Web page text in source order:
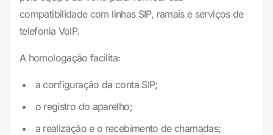
compatibilidade com linhas SIP, ramais e serviços de
telefonia VoIP.
A homologação facilita:
a configuração da conta SIP;
o registro do aparelho;
a realização e o recebimento de chamadas;